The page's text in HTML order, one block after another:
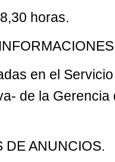
horas.
en el
de la
DE ANUNCIOS.